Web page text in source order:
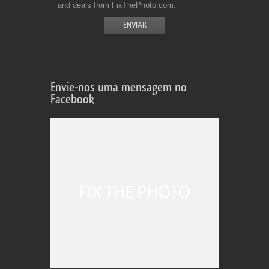
and deals from FixThePhoto.com
Envie-nos uma mensagem no
Facebook